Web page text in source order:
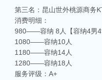
第三名：昆山世外桃源商务
消费明细：
980——容纳 8人【容纳4男4
1080——容纳10人
1180——容纳14人
1280——容纳18人
服务评级：A+